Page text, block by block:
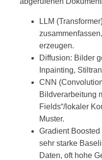
LLM
erzeugen.
Diffusion: Bilder
Inpainting,
CNN
Bildverarbeitung
Fields“/lokaler
Muster.
Gradient
sehr starke
Daten, oft hohe